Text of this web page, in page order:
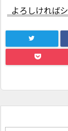
よろしければ